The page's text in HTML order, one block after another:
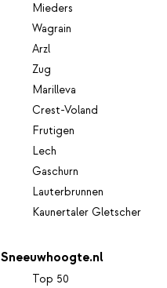
Mieders
Wagrain
Arzl
Zug
Marilleva
Crest-Voland
Frutigen
Lech
Gaschurn
Lauterbrunnen
Kaunertaler Gletscher
Sneeuwhoogte.nl
Top 50